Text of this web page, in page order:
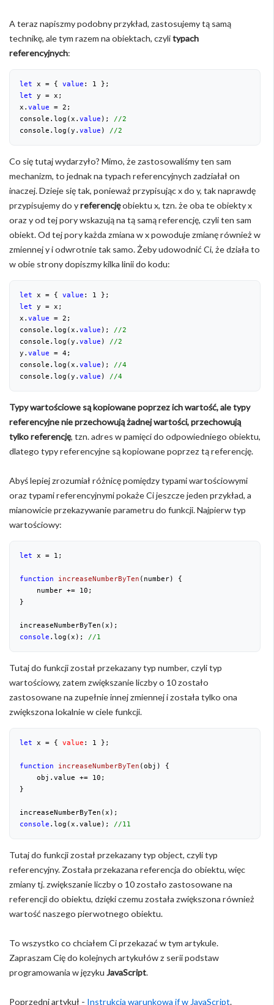
A teraz napiszmy podobny przykład, zastosujemy tą samą
technikę, ale tym razem na obiektach, czylitypach
referencyjnych:
let x = { value : 1
let y = x;
x. value = 2 ;
console.log(x. value ); //2
console.log(y. value ) //2
Co się tutaj wydarzyło? Mimo, że zastosowaliśmy ten sam
mechanizm, to jednak na typach referencyjnych zadziałał on
inaczej. Dzieje się tak, ponieważ przypisując x do y, tak naprawdę
przypisujemy do yreferencjęobiektu x, tzn. że oba te obiekty x
oraz y od tej pory wskazują na tą samą referencję, czyli ten sam
obiekt. Od tej pory każda zmiana w x powoduje zmianę również w
zmiennej y i odwrotnie tak samo. Żeby udowodnić Ci, że działa to
w obie strony dopiszmy kilka linii do kodu:
let x = { value : 1
let y = x;
x. value = 2 ;
console.log(x. value ); //2
console.log(y. value ) //2
y. value = 4;
console.log(x. value ); //4
console.log(y. value ) //4
Typy wartościowe są kopiowane poprzez ich wartość, ale typy
referencyjne nie przechowują żadnej wartości, przechowują
tylko referencję, tzn. adres w pamięci do odpowiedniego obiektu,
dlatego typy referencyjne są kopiowane poprzez tą referencję.
Abyś lepiej zrozumiał różnicę pomiędzy typami wartościowymi
oraz typami referencyjnymi pokaże Ci jeszcze jeden przykład, a
mianowicie przekazywanie parametru do funkcji. Najpierw typ
wartościowy:
let x = 1 ;
function increaseNumberByTen ( number) {
    number +=
10 ;
}
console .log(x); //1
Tutaj do funkcji został przekazany typ number, czyli typ
wartościowy, zatem zwiększanie liczby o 10 zostało
zastosowane na zupełnie innej zmiennej i została tylko ona
zwiększona lokalnie w ciele funkcji.
let x = { value : 1 };
function increaseNumberByTen (obj ) {
    obj.value +=
10 ;
}
console .log(x.value); //11
Tutaj do funkcji został przekazany typ object, czyli typ
referencyjny. Została przekazana referencja do obiektu, więc
zmiany tj. zwiększanie liczby o 10 zostało zastosowane na
referencji do obiektu, dzięki czemu została zwiększona również
wartość naszego pierwotnego obiektu.
To wszystko co chciałem Ci przekazać w tym artykule.
Zapraszam Cię do kolejnych artykułów z serii podstaw
programowania w języku JavaScript.
Poprzedni artykuł - Instrukcja warunkowa if w JavaScript.